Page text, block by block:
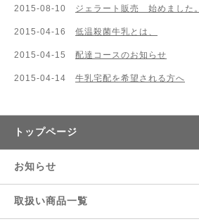
2015-08-10 ジェラート販売 始めました。
2015-04-16 低温殺菌牛乳とは、
2015-04-15 配達コースのお知らせ
2015-04-14 牛乳宅配を希望される方へ
トップページ
お知らせ
取扱い商品一覧